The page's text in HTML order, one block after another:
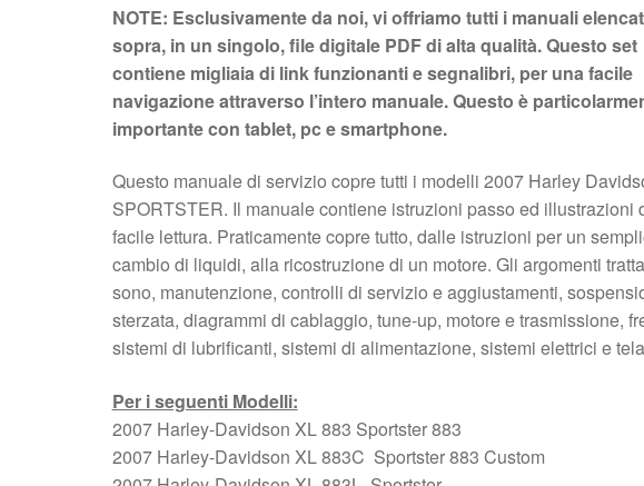
NOTE: Esclusivamente da noi, vi offriamo tutti i manuali
sopra, in un singolo, file digitale PDF di alta qualità. Questo set
contiene migliaia di link funzionanti e segnalibri, per una facile
navigazione attraverso l’intero manuale. Questo è
importante con tablet, pc e smartphone.
Questo manuale di servizio copre tutti i modelli 2007 Harley
SPORTSTER. Il manuale contiene istruzioni passo ed illustrazioni
facile lettura. Praticamente copre tutto, dalle istruzioni per un
cambio di liquidi, alla ricostruzione di un motore. Gli argomenti
sono, manutenzione, controlli di servizio e aggiustamenti,
sterzata, diagrammi di cablaggio, tune-up, motore e trasmissione,
sistemi di lubrificanti, sistemi di alimentazione, sistemi elettrici e
Per i seguenti Modelli:
2007 Harley-Davidson XL 883 Sportster 883
2007 Harley-Davidson XL 883C Sportster 883 Custom